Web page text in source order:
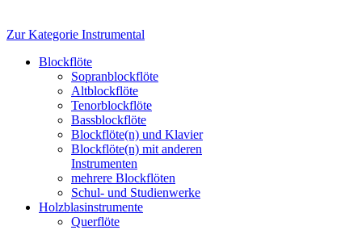
Zur Kategorie Instrumental
Blockflöte
Sopranblockflöte
Altblockflöte
Tenorblockflöte
Bassblockflöte
Blockflöte(n) und Klavier
Blockflöte(n) mit anderen
Instrumenten
mehrere Blockflöten
Schul- und Studienwerke
Holzblasinstrumente
Querflöte